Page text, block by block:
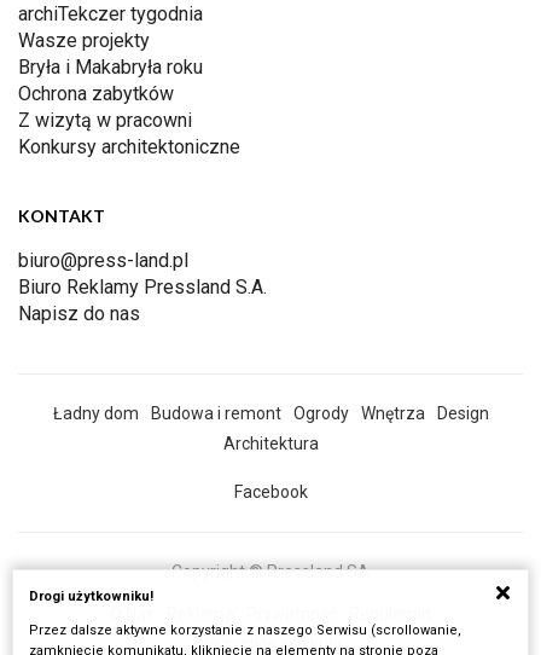
archiTekczer tygodnia
Wasze projekty
Bryła i Makabryła roku
Ochrona zabytków
Z wizytą w pracowni
Konkursy architektoniczne
KONTAKT
biuro@press-land.pl
Biuro Reklamy Pressland S.A.
Napisz do nas
Ładny dom Budowa i remont Ogrody Wnętrza
Design
Architektura
Facebook
Copyright © Pressland SA
Wszystkie artykuły
Drogi użytkowniku!
Przez dalsze aktywne korzystanie z naszego Serwisu (scrollowanie,
zamknięcie komunikatu, kliknięcie na elementy na stronie poza